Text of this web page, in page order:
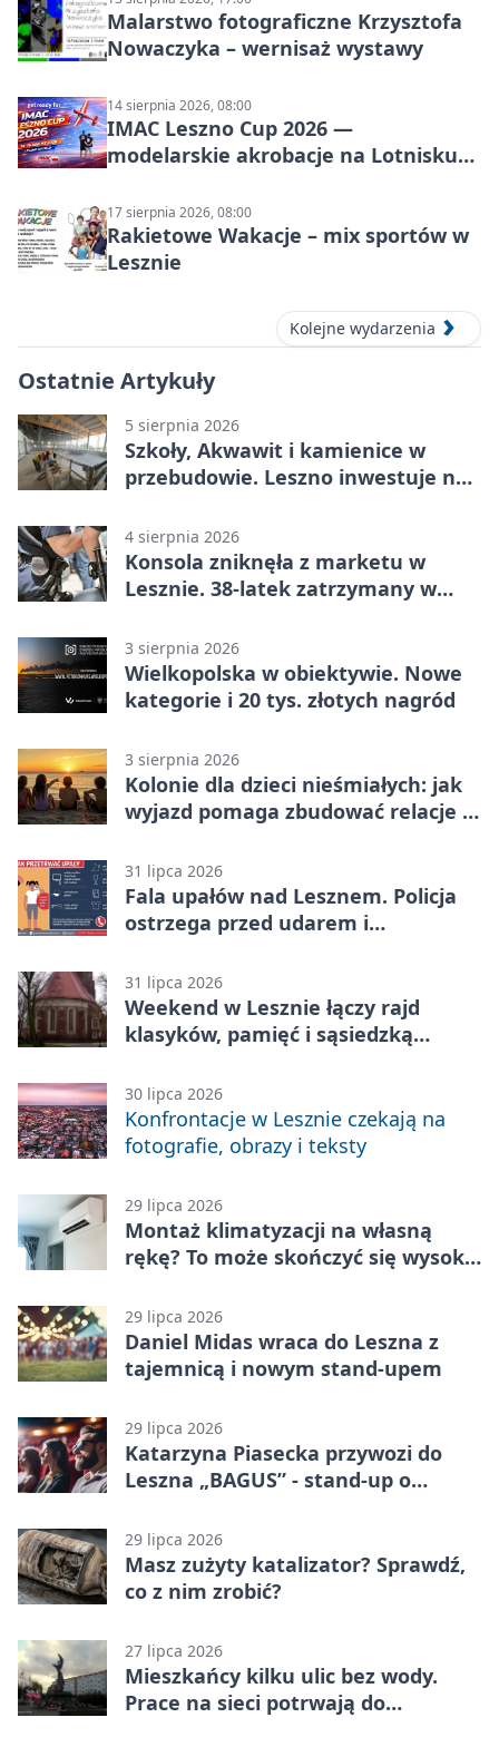
Malarstwo fotograficzne Krzysztofa
Nowaczyka – wernisaż wystawy
14 sierpnia 2026, 08:00
IMAC Leszno Cup 2026 —
modelarskie akrobacje na Lotnisku
17 sierpnia 2026, 08:00
Rakietowe Wakacje – mix sportów w
Lesznie
Kolejne wydarzenia
Ostatnie Artykuły
5 sierpnia 2026
Szkoły, Akwawit i kamienice w
przebudowie. Leszno inwestuje na
4 sierpnia 2026
Konsola zniknęła z marketu w
Lesznie. 38-latek zatrzymany w
3 sierpnia 2026
Wielkopolska w obiektywie. Nowe
kategorie i 20 tys. złotych nagród
3 sierpnia 2026
Kolonie dla dzieci nieśmiałych: jak
wyjazd pomaga zbudować relacje z
31 lipca 2026
Fala upałów nad Lesznem. Policja
ostrzega przed udarem i
31 lipca 2026
Weekend w Lesznie łączy rajd
klasyków, pamięć i sąsiedzką
30 lipca 2026
Konfrontacje w Lesznie czekają na
fotografie, obrazy i teksty
29 lipca 2026
Montaż klimatyzacji na własną
rękę? To może skończyć się wysoką
29 lipca 2026
Daniel Midas wraca do Leszna z
tajemnicą i nowym stand-upem
29 lipca 2026
Katarzyna Piasecka przywozi do
Leszna „BAGUS” - stand-up o
29 lipca 2026
Masz zużyty katalizator? Sprawdź,
co z nim zrobić?
27 lipca 2026
Mieszkańcy kilku ulic bez wody.
Prace na sieci potrwają do